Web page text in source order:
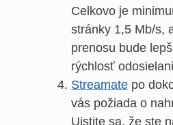
Celkovo je
stránky 1,5 Mb/s,
prenosu bude
rýchlosť
Streamate po
vás požiada o
Uistite sa, že ste